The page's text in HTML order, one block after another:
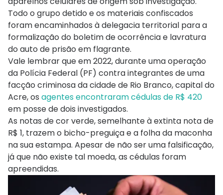
Todo o grupo detido e os materiais confiscados
foram encaminhados à delegacia territorial para a
formalização do boletim de ocorrência e lavratura
do auto de prisão em flagrante.
Vale lembrar que em 2022, durante uma operação
da Polícia Federal (PF) contra integrantes de uma
facção criminosa da cidade de Rio Branco, capital do
Acre, os agentes encontraram cédulas de R$ 420
em posse de dois investigados.
As notas de cor verde, semelhante à extinta nota de
R$ 1, trazem o bicho-preguiça e a folha da maconha
na sua estampa. Apesar de não ser uma falsificação,
já que não existe tal moeda, as cédulas foram
apreendidas.